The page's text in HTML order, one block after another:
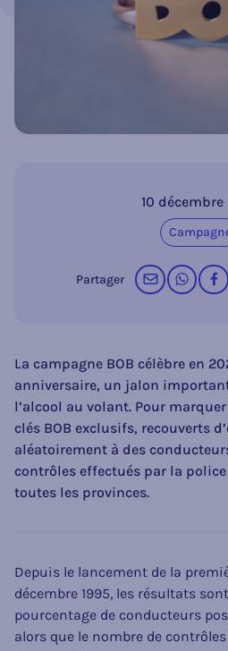
10 décembre
Partager par sur
La campagne BOB célèbre en
anniversaire, un jalon
l’alcool au volant. Pour
clés BOB exclusifs, recouverts
aléatoirement à des
contrôles effectués par la
toutes les provinces.
Depuis le lancement de la
décembre 1995, les résultats
pourcentage de conducteurs
alors que le nombre de